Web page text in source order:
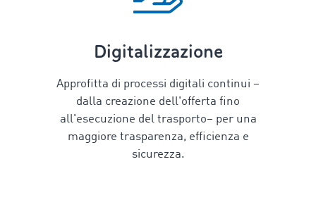
Digitalizzazione
Approfitta di processi digitali continui –
dalla creazione dell'offerta fino
all'esecuzione del trasporto– per una
maggiore trasparenza, efficienza e
sicurezza.